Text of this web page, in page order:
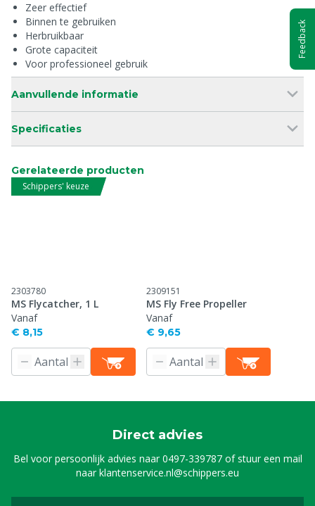
Zeer effectief
Binnen te gebruiken
Herbruikbaar
Grote capaciteit
Voor professioneel gebruik
Aanvullende informatie
Specificaties
Gerelateerde producten
Schippers' keuze
2303780
MS Flycatcher, 1 L
Vanaf
€ 8,15
2309151
MS Fly Free Propeller
Vanaf
€ 9,65
Direct advies
Bel voor persoonlijk advies naar0497-339787of stuur een mail
naarklantenservice.nl@schippers.eu
Feedback